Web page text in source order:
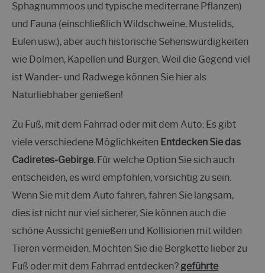
Sphagnummoos und typische mediterrane Pflanzen)
und Fauna (einschließlich Wildschweine, Mustelids,
Eulen usw.), aber auch historische Sehenswürdigkeiten
wie Dolmen, Kapellen und Burgen. Weil die Gegend viel
ist Wander- und Radwege können Sie hier als
Naturliebhaber genießen!
Zu Fuß, mit dem Fahrrad oder mit dem Auto: Es gibt
viele verschiedene Möglichkeiten Entdecken Sie das
Cadiretes-Gebirge. Für welche Option Sie sich auch
entscheiden, es wird empfohlen, vorsichtig zu sein.
Wenn Sie mit dem Auto fahren, fahren Sie langsam,
dies ist nicht nur viel sicherer, Sie können auch die
schöne Aussicht genießen und Kollisionen mit wilden
Tieren vermeiden. Möchten Sie die Bergkette lieber zu
Fuß oder mit dem Fahrrad entdecken?geführte